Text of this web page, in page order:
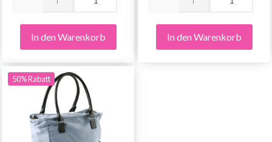
In den Warenkorb In den Warenkorb
50% Rabatt